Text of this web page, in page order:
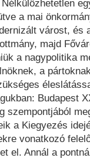
a mai
várost, és
majd
a nagypolitika
a
Budapest
szempontjából
a Kiegyezés
vonatkozó
el. Annál a